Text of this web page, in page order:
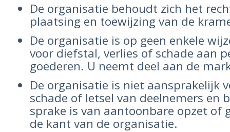
De organisatie behoudt zich het
plaatsing en toewijzing van de
De organisatie is op geen enkele
voor diefstal, verlies of schade aan
goederen. U neemt deel aan de
De organisatie is niet aansprakelijk
schade of letsel van deelnemers en
sprake is van aantoonbare opzet of
de kant van de organisatie.